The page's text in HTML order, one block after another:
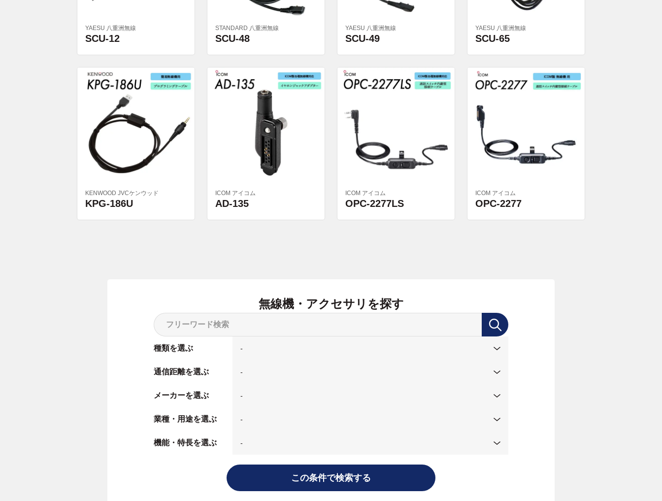
YAESU 八重洲無線
SCU-12
STANDARD 八重洲無線
SCU-48
YAESU 八重洲無線
SCU-49
YAESU 八重洲無線
SCU-65
KENWOOD JVCケンウッド
KPG-186U
ICOM アイコム
AD-135
ICOM アイコム
OPC-2277LS
ICOM アイコム
OPC-2277
無線機・アクセサリを探す
種類を選ぶ
通信距離を選ぶ
メーカーを選ぶ
業種・用途を選ぶ
機能・特長を選ぶ
この条件で検索する